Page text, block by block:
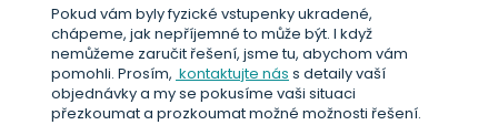
Pokud vám byly fyzické vstupenky ukradené,
chápeme, jak nepříjemné to může být. I když
nemůžeme zaručit řešení, jsme tu, abychom vám
pomohli. Prosím, kontaktujte nás s detaily vaší
objednávky a my se pokusíme vaši situaci
přezkoumat a prozkoumat možné možnosti řešení.